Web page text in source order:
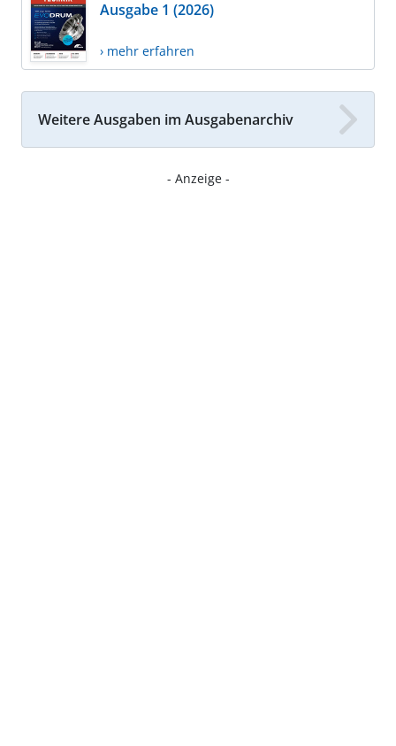
Ausgabe 1 (2026)
› mehr erfahren
Weitere Ausgaben im Ausgabenarchiv
- Anzeige -